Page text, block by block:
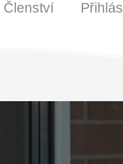
Členství